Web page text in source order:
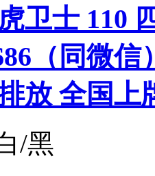
卫士 110
（同微
放 全国上
/黑